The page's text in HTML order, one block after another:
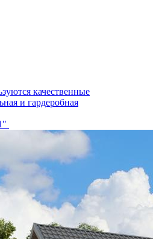
качественные
и гардеробная